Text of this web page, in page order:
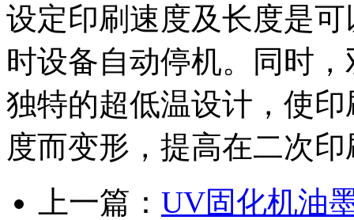
设定印刷速度及长度是
时设备自动停机。同时
独特的超低温设计，使
度而变形，提高在二次
上一篇： UV固化机油